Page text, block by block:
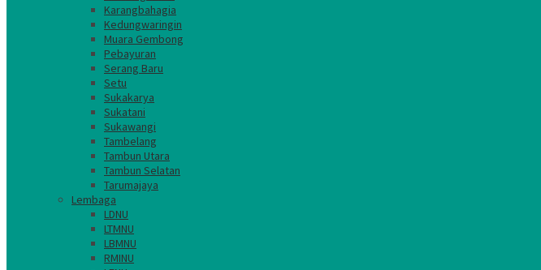
Karangbahagia
Kedungwaringin
Muara Gembong
Pebayuran
Serang Baru
Setu
Sukakarya
Sukatani
Sukawangi
Tambelang
Tambun Utara
Tambun Selatan
Tarumajaya
Lembaga
LDNU
LTMNU
LBMNU
RMINU